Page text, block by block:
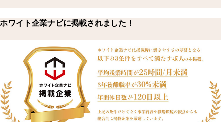
ホワイト企業ナビに掲載されました！